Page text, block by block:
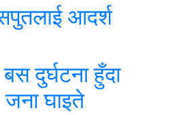
आदर्श
दुर्घटना हुँदा
घाइते